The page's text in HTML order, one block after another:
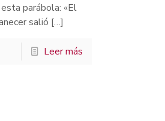
parábola: «El
salió […]
Leer más